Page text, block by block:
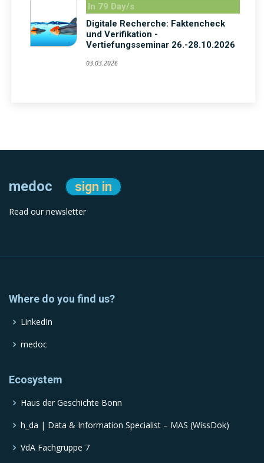
In 79 Day/s
Digitale Recherche: Faktencheck
und Verifikation -
Vertiefungsseminar 26.-28.10.2026
03.03.2026
medoc sign in
Read our newsletter
Where do you find us?
LinkedIn
medoc
Ecosystem
Haus der Geschichte Bonn
h_da | Data & Information Specialist – MAS (WissDok)
VdA Fachgruppe 7